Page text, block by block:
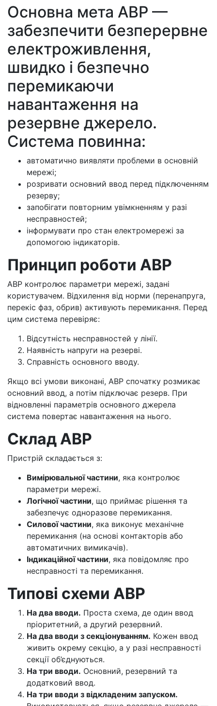
Основна мета АВР —
забезпечити безперервне
електроживлення,
швидко і безпечно
перемикаючи
навантаження на
резервне джерело.
Система повинна:
автоматично виявляти проблеми в основній
мережі;
розривати основний ввод перед підключенням
резерву;
запобігати повторним увімкненням у разі
несправностей;
інформувати про стан електромережі за
допомогою індикаторів.
Принцип роботи АВР
АВР контролює параметри мережі, задані
користувачем. Відхилення від норми (перенапруга,
перекіс фаз, обрив) активують перемикання. Перед
цим система перевіряє:
Відсутність несправностей у лінії.
Наявність напруги на резерві.
Справність основного вводу.
Якщо всі умови виконані, АВР спочатку розмикає
основний ввод, а потім підключає резерв. При
відновленні параметрів основного джерела
система повертає навантаження на нього.
Склад АВР
Пристрій складається з:
Вимірювальної частини, яка контролює
параметри мережі.
Логічної частини, що приймає рішення та
забезпечує одноразове перемикання.
Силової частини, яка виконує механічне
перемикання (на основі контакторів або
автоматичних вимикачів).
Індикаційної частини, яка повідомляє про
несправності та перемикання.
Типові схеми АВР
На два вводи. Проста схема, де один ввод
пріоритетний, а другий резервний.
На два вводи з секціонуванням. Кожен ввод
живить окрему секцію, а у разі несправності
секції об’єднуються.
На три вводи. Основний, резервний та
додатковий ввод.
На три вводи з відкладеним запуском.